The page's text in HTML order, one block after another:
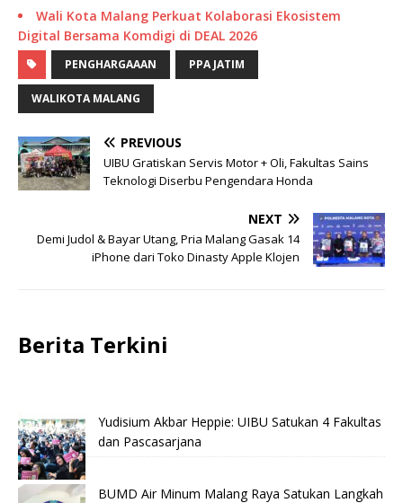
Wali Kota Malang Perkuat Kolaborasi Ekosistem
Digital Bersama Komdigi di DEAL 2026
PENGHARGAAAN PPA JATIM
WALIKOTA MALANG
PREVIOUS
UIBU Gratiskan Servis Motor + Oli, Fakultas Sains
Teknologi Diserbu Pengendara Honda
NEXT
Demi Judol & Bayar Utang, Pria Malang Gasak 14
iPhone dari Toko Dinasty Apple Klojen
Berita Terkini
Yudisium Akbar Heppie: UIBU Satukan 4 Fakultas
dan Pascasarjana
BUMD Air Minum Malang Raya Satukan Langkah